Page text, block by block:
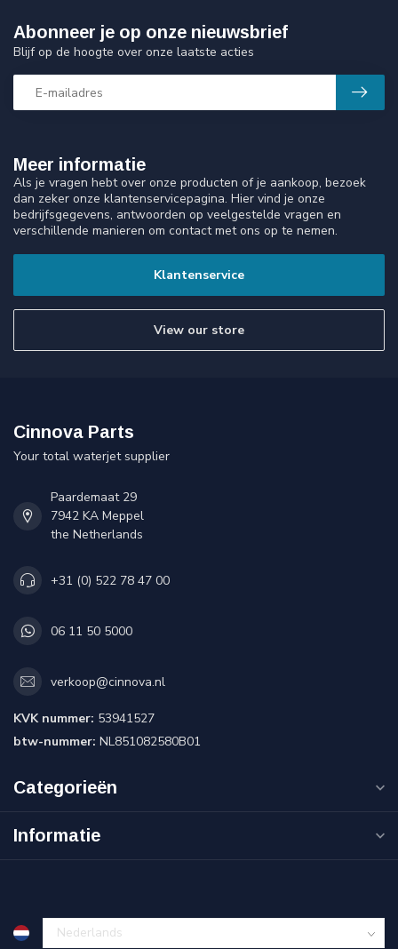
Meer informatie
Als je vragen hebt over onze producten of je aankoop, bezoek
dan zeker onze klantenservicepagina. Hier vind je onze
bedrijfsgegevens, antwoorden op veelgestelde vragen en
verschillende manieren om contact met ons op te nemen.
Klantenservice
View our store
Abonneer je op onze nieuwsbrief
Blijf op de hoogte over onze laatste acties
Cinnova Parts
Your total waterjet supplier
Paardemaat 29
7942 KA Meppel
the Netherlands
+31 (0) 522 78 47 00
06 11 50 5000
verkoop@cinnova.nl
KVK nummer: 53941527
btw-nummer: NL851082580B01
Categorieën
Informatie